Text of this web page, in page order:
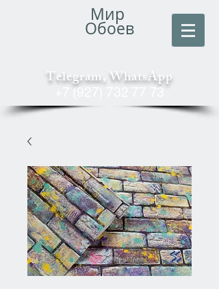
Мир
Обоев
Telegram, WhatsApp
+7 (927) 732 77 73